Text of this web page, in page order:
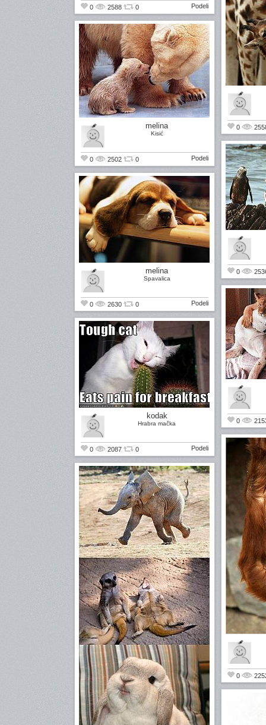
0 2588 0 Podeli
0
melina
Kisić
0 2502 0 Podeli
0
melina
Spavalica
0 2630 0 Podeli
0
kodak
Hrabra mačka
0 2087 0 Podeli
0